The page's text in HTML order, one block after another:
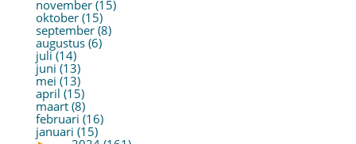
november (15)
oktober (15)
september (8)
augustus (6)
juli (14)
juni (13)
mei (13)
april (15)
maart (8)
februari (16)
januari (15)